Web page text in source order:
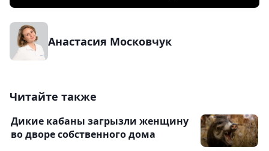
Анастасия Московчук
Читайте также
Дикие кабаны загрызли женщину
во дворе собственного дома